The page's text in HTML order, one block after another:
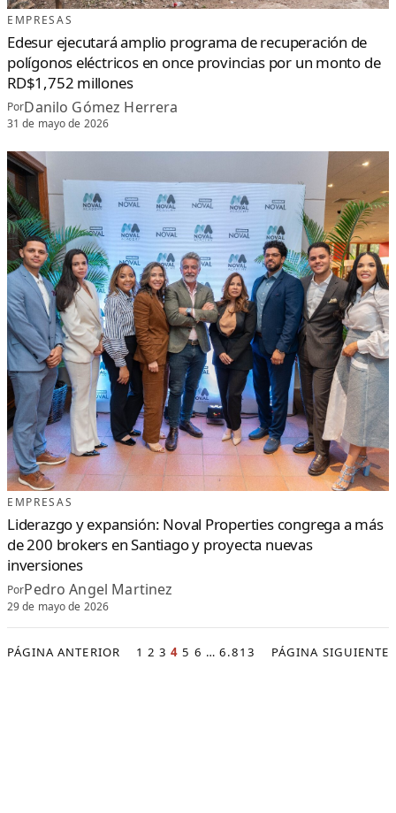
EMPRESAS
Edesur ejecutará amplio programa de recuperación de
polígonos eléctricos en once provincias por un monto de
RD$1,752 millones
PorDanilo Gómez Herrera
31 de mayo de 2026
EMPRESAS
Liderazgo y expansión: Noval Properties congrega a más
de 200 brokers en Santiago y proyecta nuevas
inversiones
PorPedro Angel Martinez
29 de mayo de 2026
PÁGINA ANTERIOR 1 2 3 4 5 6 … 6.813 PÁGINA SIGUIENTE